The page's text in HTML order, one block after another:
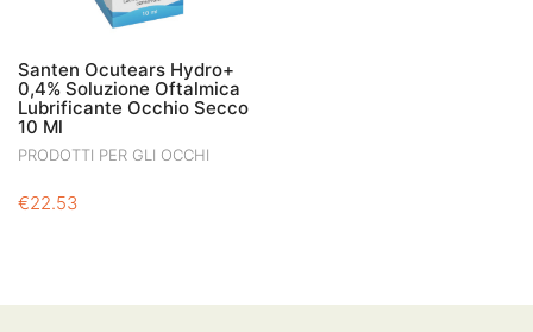
Santen Ocutears Hydro+
0,4% Soluzione Oftalmica
Lubrificante Occhio Secco
10 Ml
PRODOTTI PER GLI OCCHI
€22.53